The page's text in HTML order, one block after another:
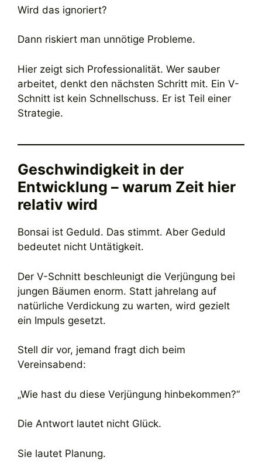
Wird das ignoriert?
Dann riskiert man unnötige Probleme.
Hier zeigt sich Professionalität. Wer sauber
arbeitet, denkt den nächsten Schritt mit. Ein V-
Schnitt ist kein Schnellschuss. Er ist Teil einer
Strategie.
Geschwindigkeit in der
Entwicklung – warum Zeit hier
relativ wird
Bonsai ist Geduld. Das stimmt. Aber Geduld
bedeutet nicht Untätigkeit.
Der V-Schnitt beschleunigt die Verjüngung bei
jungen Bäumen enorm. Statt jahrelang auf
natürliche Verdickung zu warten, wird gezielt
ein Impuls gesetzt.
Stell dir vor, jemand fragt dich beim
Vereinsabend:
„Wie hast du diese Verjüngung hinbekommen?“
Die Antwort lautet nicht Glück.
Sie lautet Planung.